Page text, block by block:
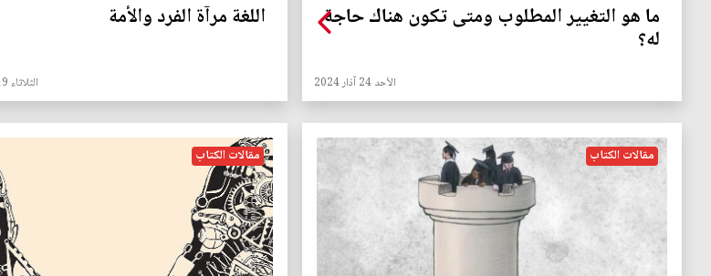
ما هو التغيير المطلوب ومتى تكون هناك حاجة
له؟
الأحد 24 آذار 2024
اللغة مرآة الفرد والأمة
الثلاثاء 19 كانون الأول 2023
مقالات الكتاب مقالات الكتاب